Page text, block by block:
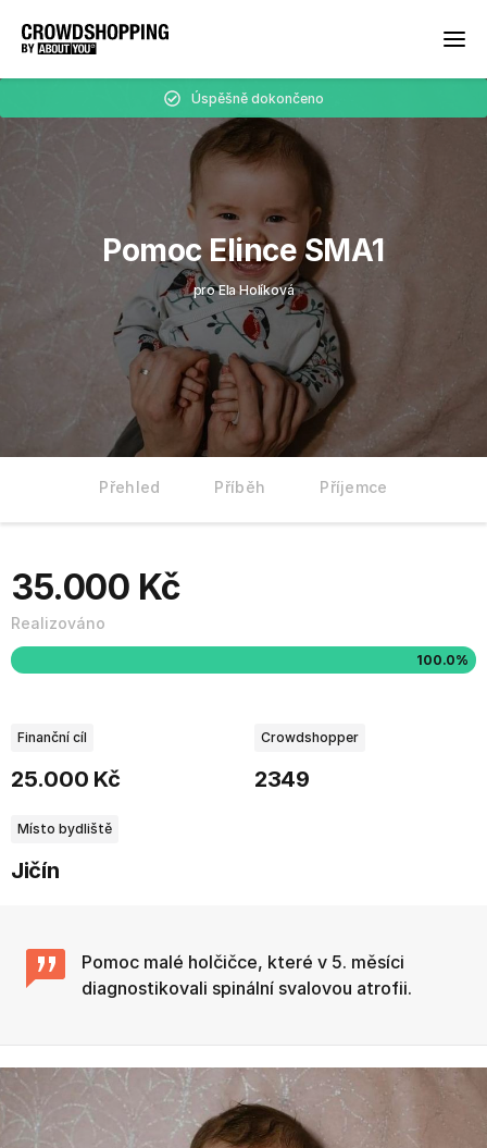
Úspěšně dokončeno
Pomoc Elince SMA1
pro Ela Holíková
Přehled Příběh Příjemce
35.000 Kč
Realizováno
100.0%
Finanční cíl
25.000 Kč
Crowdshopper
2349
Místo bydliště
Jičín
Pomoc malé holčičce, které v 5. měsíci
diagnostikovali spinální svalovou atrofii.